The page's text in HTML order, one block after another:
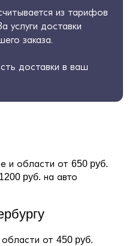
из тарифов
услуги доставки
заказа.
доставки в ваш
и области от 650 руб.
1200 руб. на авто
от 450 руб.